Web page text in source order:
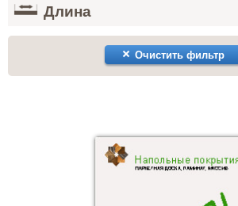
Длина
Очистить фильтр